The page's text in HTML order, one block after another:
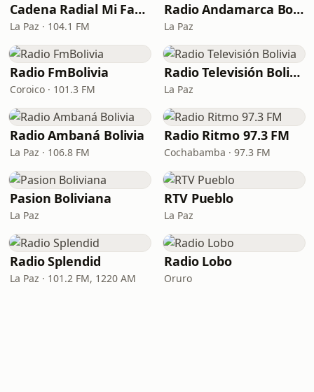
Cadena Radial Mi Favorita
La Paz · 104.1 FM
Radio Andamarca Bolivia
La Paz
Radio FmBolivia
Coroico · 101.3 FM
Radio Televisión Bolivia
La Paz
Radio Ambaná Bolivia
La Paz · 106.8 FM
Radio Ritmo 97.3 FM
Cochabamba · 97.3 FM
Pasion Boliviana
La Paz
RTV Pueblo
La Paz
Radio Splendid
La Paz · 101.2 FM, 1220 AM
Radio Lobo
Oruro